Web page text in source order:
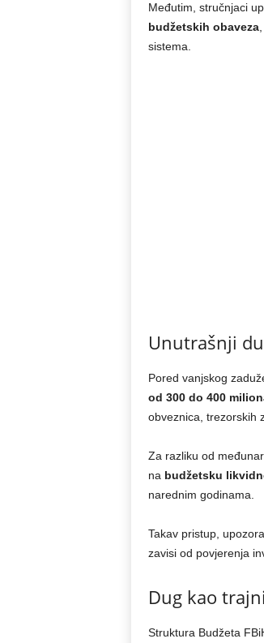
Međutim, stručnjaci
budžetskih obaveza,
sistema.
Unutrašnji
Pored vanjskog
od 300 do 400
obveznica, trezorskih
Za razliku od
na budžetsku
narednim godinama.
Takav pristup,
zavisi od povjerenja
Dug kao
Struktura Budžeta